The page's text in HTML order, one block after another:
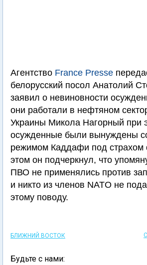
Агентство France Presse
белорусский посол Анатолий
заявил о невиновности
они работали в нефтяном
Украины Микола Нагорный при
осужденные были вынуждены
режимом Каддафи под страхом
этом он подчеркнул, что
ПВО не применялись против
и никто из членов NATO не
этому поводу.
БЛИЖНИЙ ВОСТОК
Будьте с нами: